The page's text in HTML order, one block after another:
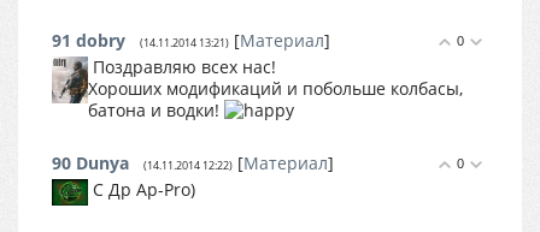
0
91 dobry (14.11.2014 13:21) [Материал]
Поздравляю всех нас!
Хороших модификаций и побольше колбасы,
батона и водки!
0
90 Dunya (14.11.2014 12:22) [Материал]
С Др Ap-Pro)